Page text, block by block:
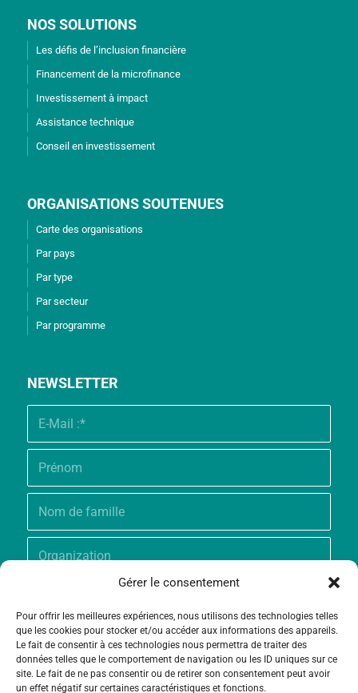
Gérer le consentement
Pour offrir les meilleures expériences, nous utilisons des technologies telles
que les cookies pour stocker et/ou accéder aux informations des appareils.
Le fait de consentir à ces technologies nous permettra de traiter des
données telles que le comportement de navigation ou les ID uniques sur ce
site. Le fait de ne pas consentir ou de retirer son consentement peut avoir
un effet négatif sur certaines caractéristiques et fonctions.
NOS SOLUTIONS
Les défis de l’inclusion financière
Financement de la microfinance
Investissement à impact
Assistance technique
Conseil en investissement
ORGANISATIONS SOUTENUES
Carte des organisations
Par pays
Par type
Par secteur
Par programme
NEWSLETTER